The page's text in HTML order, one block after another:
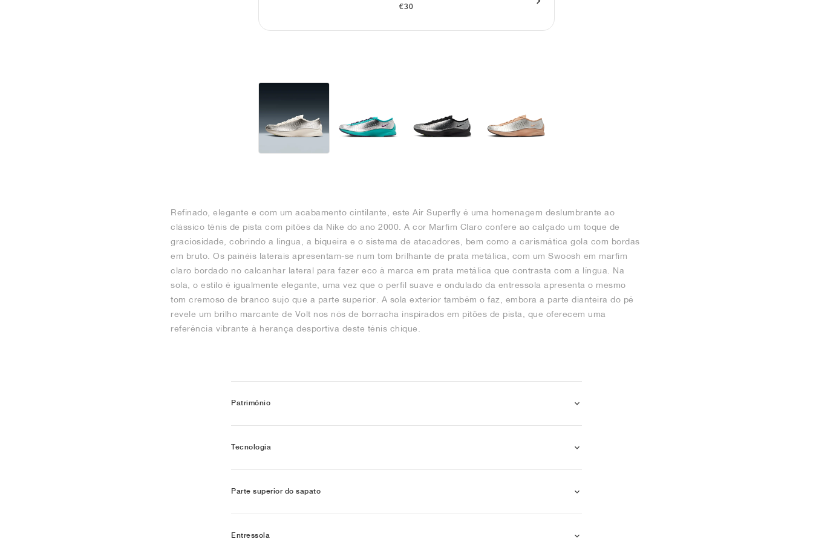
€30
Refinado, elegante e com um acabamento cintilante, este Air Superfly é uma homenagem deslumbrante ao
clássico tênis de pista com pitões da Nike do ano 2000. A cor Marfim Claro confere ao calçado um toque de
graciosidade, cobrindo a língua, a biqueira e o sistema de atacadores, bem como a carismática gola com bordas
em bruto. Os painéis laterais apresentam-se num tom brilhante de prata metálica, com um Swoosh em marfim
claro bordado no calcanhar lateral para fazer eco à marca em prata metálica que contrasta com a língua. Na
sola, o estilo é igualmente elegante, uma vez que o perfil suave e ondulado da entressola apresenta o mesmo
tom cremoso de branco sujo que a parte superior. A sola exterior também o faz, embora a parte dianteira do pé
revele um brilho marcante de Volt nos nós de borracha inspirados em pitões de pista, que oferecem uma
referência vibrante à herança desportiva deste ténis chique.
Património
Tecnologia
Parte superior do sapato
Entressola